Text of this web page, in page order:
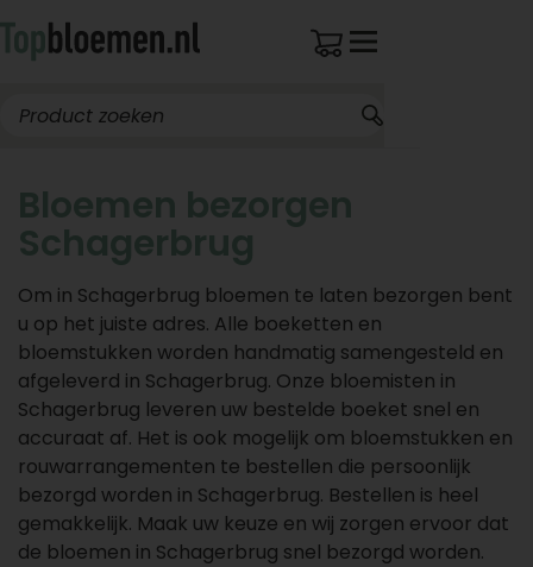
Bloemen bezorgen
Schagerbrug
Om in Schagerbrug bloemen te laten bezorgen bent
u op het juiste adres. Alle boeketten en
bloemstukken worden handmatig samengesteld en
afgeleverd in Schagerbrug. Onze bloemisten in
Schagerbrug leveren uw bestelde boeket snel en
accuraat af. Het is ook mogelijk om bloemstukken en
rouwarrangementen te bestellen die persoonlijk
bezorgd worden in Schagerbrug. Bestellen is heel
gemakkelijk. Maak uw keuze en wij zorgen ervoor dat
de bloemen in Schagerbrug snel bezorgd worden.